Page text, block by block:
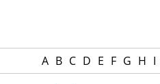
A B C D E F G H I